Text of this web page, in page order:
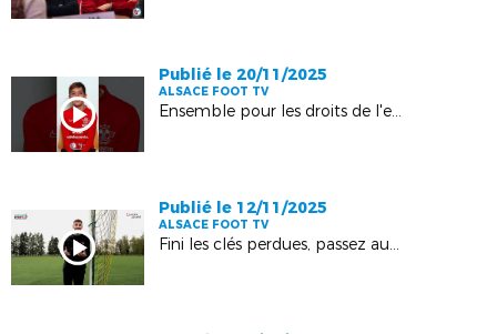
Publié le 20/11/2025
ALSACE FOOT TV
Ensemble pour les droits de l'enfant - Clip vidéo
Publié le 12/11/2025
ALSACE FOOT TV
Fini les clés perdues, passez au contrôle d’accès intelligent avec Quonex Alsatel